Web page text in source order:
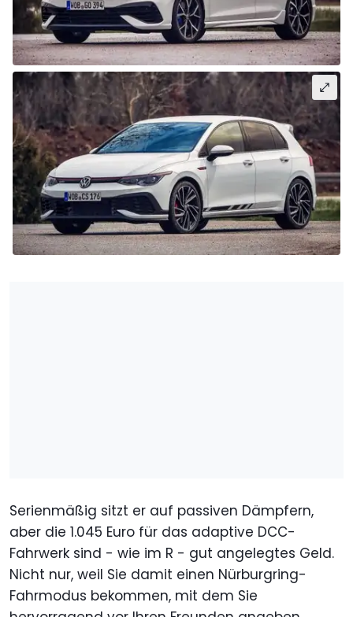
Serienmäßig sitzt er auf passiven Dämpfern,
aber die 1.045 Euro für das adaptive DCC-
Fahrwerk sind - wie im R - gut angelegtes Geld.
Nicht nur, weil Sie damit einen Nürburgring-
Fahrmodus bekommen, mit dem Sie